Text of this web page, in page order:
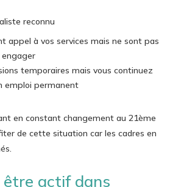
reconnu
appel à vos services mais ne sont pas
engager
temporaires mais vous continuez
emploi permanent
en constant changement au 21ème
de cette situation car les cadres en
être actif dans